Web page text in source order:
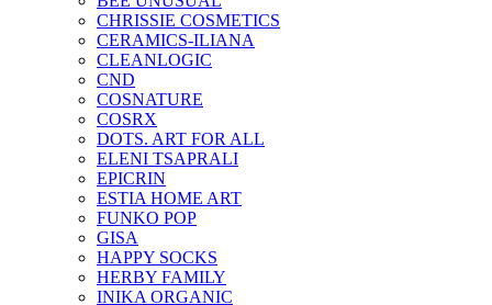
CHRISSIE COSMETICS
CERAMICS-ILIANA
CLEANLOGIC
CND
COSNATURE
COSRX
DOTS. ART FOR ALL
ELENI TSAPRALI
EPICRIN
ESTIA HOME ART
FUNKO POP
GISA
HAPPY SOCKS
HERBY FAMILY
INIKA ORGANIC